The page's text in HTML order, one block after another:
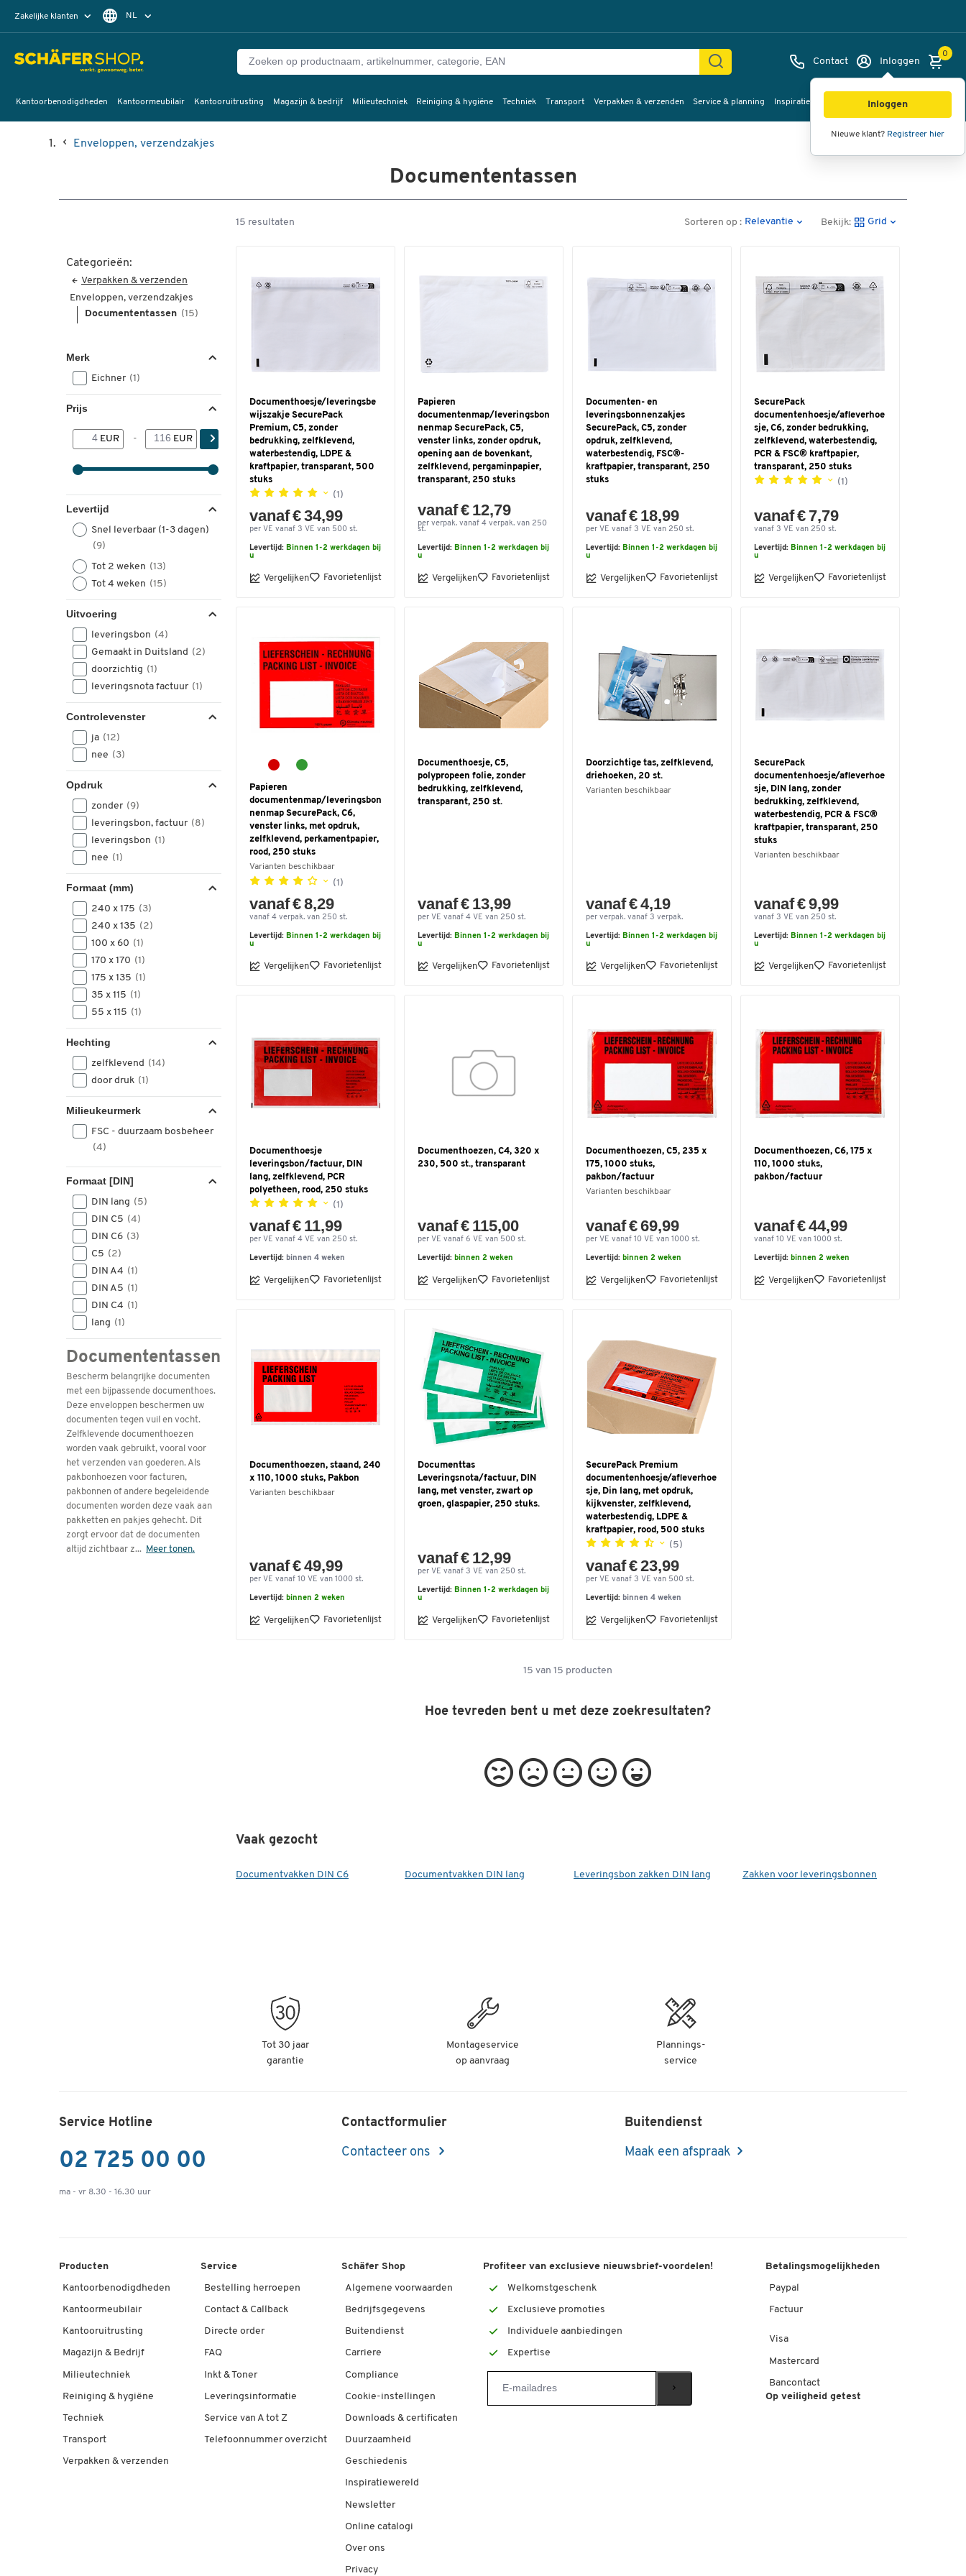
Zakelijke klanten NL
Contact Inloggen
Inloggen
Nieuwe klant? Registreer hier
0
Kantoorbenodigdheden Kantoormeubilair Kantooruitrusting Magazijn & bedrijf Milieutechniek Reiniging & hygiëne Techniek Transport Verpakken & verzenden Service & planning Inspiratie
Enveloppen, verzendzakjes
Documententassen
Categorieën:
Verpakken & verzenden
Enveloppen, verzendzakjes
Documententassen (15)
Merk
Eichner (1)
Prijs
EUR - EUR
Levertijd
Snel leverbaar (1-3 dagen)
(9)
Tot 2 weken (13)
Tot 4 weken (15)
Uitvoering
leveringsbon (4)
Gemaakt in Duitsland (2)
doorzichtig (1)
leveringsnota factuur (1)
Controlevenster
ja (12)
nee (3)
Opdruk
zonder (9)
leveringsbon, factuur (8)
leveringsbon (1)
nee (1)
Formaat (mm)
240 x 175 (3)
240 x 135 (2)
100 x 60 (1)
170 x 170 (1)
175 x 135 (1)
35 x 115 (1)
55 x 115 (1)
Hechting
zelfklevend (14)
door druk (1)
Milieukeurmerk
FSC - duurzaam bosbeheer
(4)
Formaat [DIN]
DIN lang (5)
DIN C5 (4)
DIN C6 (3)
C5 (2)
DIN A4 (1)
DIN A5 (1)
DIN C4 (1)
lang (1)
Documententassen
Bescherm belangrijke documenten
met een bijpassende documenthoes.
Deze enveloppen beschermen uw
documenten tegen vuil en vocht.
Zelfklevende documenthoezen
worden vaak gebruikt, vooral voor
het verzenden van goederen. Als
pakbonhoezen voor facturen,
pakbonnen of andere begeleidende
documenten worden deze vaak aan
pakketten en pakjes gehecht. Dit
zorgt ervoor dat de documenten
altijd zichtbaar z... Meer tonen.
15 resultaten Sorteren op : Relevantie Bekijk: Grid
Documenthoesje/leveringsbe
wijszakje SecurePack
Premium, C5, zonder
bedrukking, zelfklevend,
waterbestendig, LDPE &
kraftpapier, transparant, 500
stuks
(1)
vanaf € 34,99
per VE vanaf 3 VE van 500 st.
Levertijd: Binnen 1-2 werkdagen bij
u
Vergelijken Favorietenlijst
Papieren
documentenmap/leveringsbon
nenmap SecurePack, C5,
venster links, zonder opdruk,
opening aan de bovenkant,
zelfklevend, pergaminpapier,
transparant, 250 stuks
vanaf € 12,79
per verpak. vanaf 4 verpak. van 250
st.
Levertijd: Binnen 1-2 werkdagen bij
u
Vergelijken Favorietenlijst
Documenten- en
leveringsbonnenzakjes
SecurePack, C5, zonder
opdruk, zelfklevend,
waterbestendig, FSC®-
kraftpapier, transparant, 250
stuks
vanaf € 18,99
per VE vanaf 3 VE van 250 st.
Levertijd: Binnen 1-2 werkdagen bij
u
Vergelijken Favorietenlijst
SecurePack
documentenhoesje/afleverhoe
sje, C6, zonder bedrukking,
zelfklevend, waterbestendig,
PCR & FSC® kraftpapier,
transparant, 250 stuks
(1)
vanaf € 7,79
vanaf 3 VE van 250 st.
Levertijd: Binnen 1-2 werkdagen bij
u
Vergelijken Favorietenlijst
Papieren
documentenmap/leveringsbon
nenmap SecurePack, C6,
venster links, met opdruk,
zelfklevend, perkamentpapier,
rood, 250 stuks
Varianten beschikbaar
(1)
vanaf € 8,29
vanaf 4 verpak. van 250 st.
Levertijd: Binnen 1-2 werkdagen bij
u
Vergelijken Favorietenlijst
Documenthoesje, C5,
polypropeen folie, zonder
bedrukking, zelfklevend,
transparant, 250 st.
vanaf € 13,99
per VE vanaf 4 VE van 250 st.
Levertijd: Binnen 1-2 werkdagen bij
u
Vergelijken Favorietenlijst
Doorzichtige tas, zelfklevend,
driehoeken, 20 st.
Varianten beschikbaar
vanaf € 4,19
per verpak. vanaf 3 verpak.
Levertijd: Binnen 1-2 werkdagen bij
u
Vergelijken Favorietenlijst
SecurePack
documentenhoesje/afleverhoe
sje, DIN lang, zonder
bedrukking, zelfklevend,
waterbestendig, PCR & FSC®
kraftpapier, transparant, 250
stuks
Varianten beschikbaar
vanaf € 9,99
vanaf 3 VE van 250 st.
Levertijd: Binnen 1-2 werkdagen bij
u
Vergelijken Favorietenlijst
Documenthoesje
leveringsbon/factuur, DIN
lang, zelfklevend, PCR
polyetheen, rood, 250 stuks
(1)
vanaf € 11,99
per VE vanaf 4 VE van 250 st.
Levertijd: binnen 4 weken
Vergelijken Favorietenlijst
Documenthoezen, C4, 320 x
230, 500 st., transparant
vanaf € 115,00
per VE vanaf 6 VE van 500 st.
Levertijd: binnen 2 weken
Vergelijken Favorietenlijst
Documenthoezen, C5, 235 x
175, 1000 stuks,
pakbon/factuur
Varianten beschikbaar
vanaf € 69,99
per VE vanaf 10 VE van 1000 st.
Levertijd: binnen 2 weken
Vergelijken Favorietenlijst
Documenthoezen, C6, 175 x
110, 1000 stuks,
pakbon/factuur
vanaf € 44,99
vanaf 10 VE van 1000 st.
Levertijd: binnen 2 weken
Vergelijken Favorietenlijst
Documenthoezen, staand, 240
x 110, 1000 stuks, Pakbon
Varianten beschikbaar
vanaf € 49,99
per VE vanaf 10 VE van 1000 st.
Levertijd: binnen 2 weken
Vergelijken Favorietenlijst
Documenttas
Leveringsnota/factuur, DIN
lang, met venster, zwart op
groen, glaspapier, 250 stuks.
vanaf € 12,99
per VE vanaf 3 VE van 250 st.
Levertijd: Binnen 1-2 werkdagen bij
u
Vergelijken Favorietenlijst
SecurePack Premium
documentenhoesje/afleverhoe
sje, Din lang, met opdruk,
kijkvenster, zelfklevend,
waterbestendig, LDPE &
kraftpapier, rood, 500 stuks
(5)
vanaf € 23,99
per VE vanaf 3 VE van 500 st.
Levertijd: binnen 4 weken
Vergelijken Favorietenlijst
15 van 15 producten
Hoe tevreden bent u met deze zoekresultaten?
Vaak gezocht
Documentvakken DIN C6 Documentvakken DIN lang Leveringsbon zakken DIN lang Zakken voor leveringsbonnen
Tot 30 jaar
garantie
Montageservice
op aanvraag
Plannings-
service
Service Hotline
02 725 00 00
ma - vr 8.30 - 16.30 uur
Contactformulier
Contacteer ons
Buitendienst
Maak een afspraak
Producten
Kantoorbenodigdheden
Kantoormeubilair
Kantooruitrusting
Magazijn & Bedrijf
Milieutechniek
Reiniging & hygiëne
Techniek
Transport
Verpakken & verzenden
Service
Bestelling herroepen
Contact & Callback
Directe order
FAQ
Inkt & Toner
Leveringsinformatie
Service van A tot Z
Telefoonnummer overzicht
Schäfer Shop
Algemene voorwaarden
Bedrijfsgegevens
Buitendienst
Carriere
Compliance
Cookie-instellingen
Downloads & certificaten
Duurzaamheid
Geschiedenis
Inspiratiewereld
Newsletter
Online catalogi
Over ons
Privacy
Profiteer van exclusieve nieuwsbrief-voordelen!
Welkomstgeschenk
Exclusieve promoties
Individuele aanbiedingen
Expertise
Betalingsmogelijkheden
Paypal
Factuur
Visa
Mastercard
Bancontact
Op veiligheid getest